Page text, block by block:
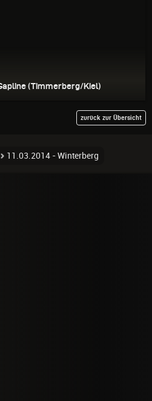
(Timmerberg/Kiel)
zurück zur Übersicht
11.03.2014 - Winterberg